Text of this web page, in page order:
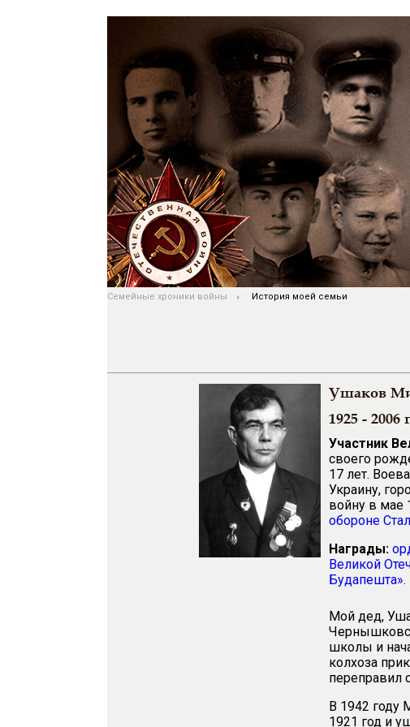
Семейные хроники войны История моей семьи
Ушаков
1925 - 2006
Участник
своего
17 лет.
Украину,
войну в мае
обороне
Награды:
Великой
Будапешта».
Мой дед,
школы и
колхоза
переправил
В 1942 году
1921 год и